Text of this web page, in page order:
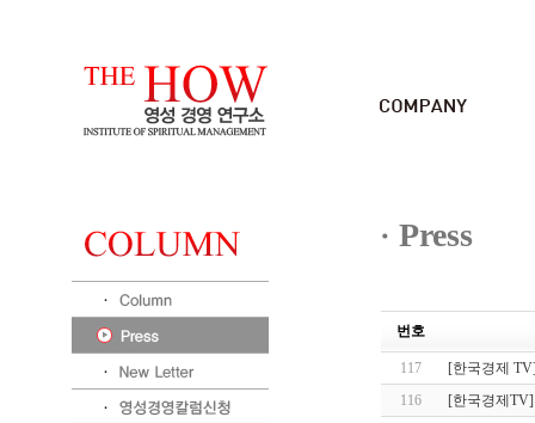
Press
번호
117
[한국경제
116
[한국경제